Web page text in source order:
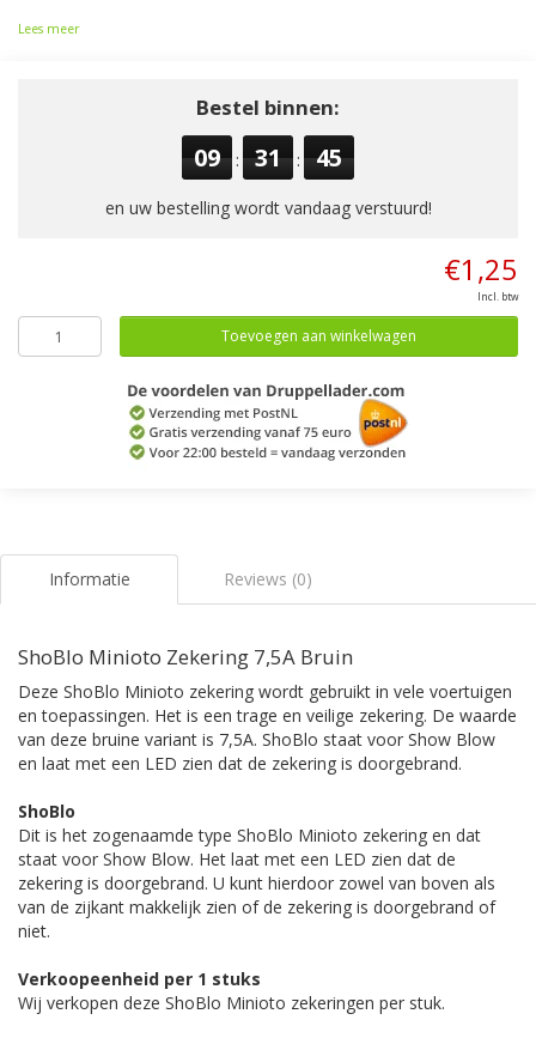
Lees meer
Bestel binnen:
09 : 31 : 45
en uw bestelling wordt vandaag verstuurd!
€1,25
Incl. btw
Toevoegen aan winkelwagen
Informatie Reviews (0)
ShoBlo Minioto Zekering 7,5A Bruin
Deze ShoBlo Minioto zekering wordt gebruikt in vele voertuigen
en toepassingen. Het is een trage en veilige zekering. De waarde
van deze bruine variant is 7,5A. ShoBlo staat voor Show Blow
en laat met een LED zien dat de zekering is doorgebrand.
ShoBlo
Dit is het zogenaamde type ShoBlo Minioto zekering en dat
staat voor Show Blow. Het laat met een LED zien dat de
zekering is doorgebrand. U kunt hierdoor zowel van boven als
van de zijkant makkelijk zien of de zekering is doorgebrand of
niet.
Verkoopeenheid per 1 stuks
Wij verkopen deze ShoBlo Minioto zekeringen per stuk.